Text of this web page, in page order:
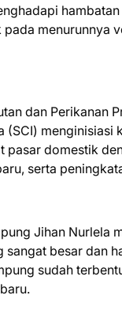
dan Perikanan
pasar domestik
serta
Jihan
besar dan
sudah